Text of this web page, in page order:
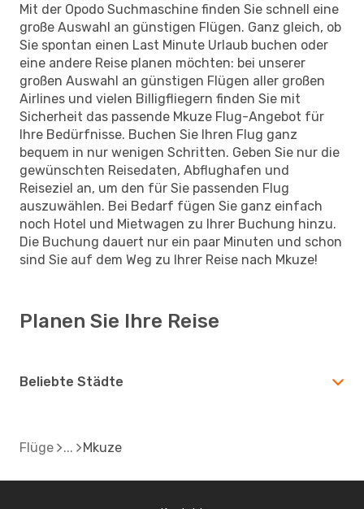
Mit der Opodo Suchmaschine finden Sie schnell eine
große Auswahl an günstigen Flügen. Ganz gleich, ob
Sie spontan einen Last Minute Urlaub buchen oder
eine andere Reise planen möchten: bei unserer
großen Auswahl an günstigen Flügen aller großen
Airlines und vielen Billigfliegern finden Sie mit
Sicherheit das passende Mkuze Flug-Angebot für
Ihre Bedürfnisse. Buchen Sie Ihren Flug ganz
bequem in nur wenigen Schritten. Geben Sie nur die
gewünschten Reisedaten, Abflughafen und
Reiseziel an, um den für Sie passenden Flug
auszuwählen. Bei Bedarf fügen Sie ganz einfach
noch Hotel und Mietwagen zu Ihrer Buchung hinzu.
Die Buchung dauert nur ein paar Minuten und schon
sind Sie auf dem Weg zu Ihrer Reise nach Mkuze!
Planen Sie Ihre Reise
Beliebte Städte
Flüge Mkuze